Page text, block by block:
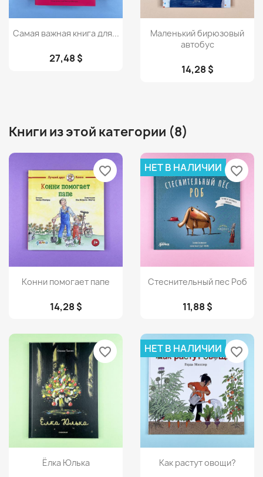
Просмотр
Самая важная книга для...
27,48 $
Просмотр
Маленький бирюзовый
автобус
14,28 $
Книги из этой категории (8)
Просмотр
Конни помогает папе
14,28 $
favorite_border
Просмотр
Стеснительный пес Роб
11,88 $
НЕТ В НАЛИЧИИ favorite_border
Просмотр
Ёлка Юлька
favorite_border
Просмотр
Как растут овощи?
НЕТ В НАЛИЧИИ favorite_border